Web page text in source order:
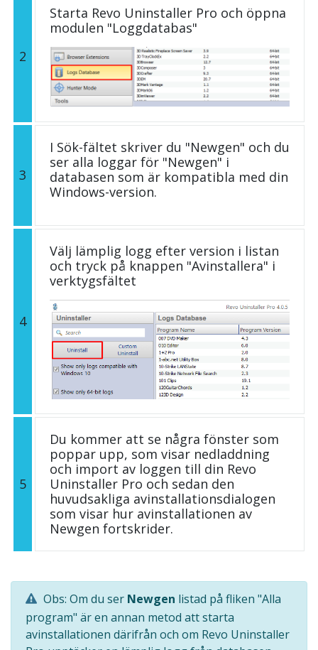
2
Starta Revo Uninstaller Pro och öppna
modulen "Loggdatabas"
3
I Sök-fältet skriver du "Newgen" och du
ser alla loggar för "Newgen" i
databasen som är kompatibla med din
Windows-version.
4
Välj lämplig logg efter version i listan
och tryck på knappen "Avinstallera" i
verktygsfältet
5
Du kommer att se några fönster som
poppar upp, som visar nedladdning
och import av loggen till din Revo
Uninstaller Pro och sedan den
huvudsakliga avinstallationsdialogen
som visar hur avinstallationen av
Newgen fortskrider.
Obs: Om du ser Newgen listad på fliken "Alla
program" är en annan metod att starta
avinstallationen därifrån och om Revo Uninstaller